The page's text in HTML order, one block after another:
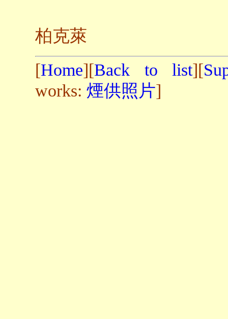
柏克萊
[Home][Back to list][
works: 煙供照片]